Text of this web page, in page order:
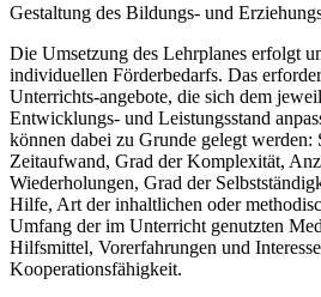
Gestaltung des Bildungs- und
Die Umsetzung des Lehrplanes erfolgt
individuellen Förderbedarfs. Das
Unterrichts-angebote, die sich dem
Entwicklungs- und Leistungsstand
können dabei zu Grunde gelegt
Zeitaufwand, Grad der Komplexität,
Wiederholungen, Grad der
Hilfe, Art der inhaltlichen oder
Umfang der im Unterricht genutzten
Hilfsmittel, Vorerfahrungen und
Kooperationsfähigkeit.